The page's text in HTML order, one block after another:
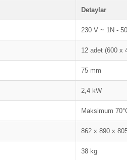
Detaylar
230 V ~ 1N -
12 adet (600 x
75 mm
2,4 kW
Maksimum
862 x 890 x
38 kg